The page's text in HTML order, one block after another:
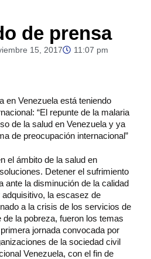
de prensa
15, 2017
11:07 pm
en Venezuela está teniendo
“El repunte de la malaria
de la salud en Venezuela y ya
de preocupación internacional”
el ámbito de la salud en
Detener el sufrimiento
ante la disminución de la calidad
la escasez de
a la crisis de los servicios de
la pobreza, fueron los temas
jornada convocada por
de la sociedad civil
Venezuela, con el fin de